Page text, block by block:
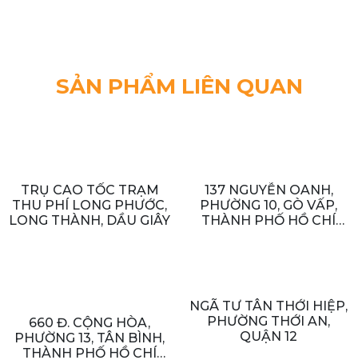
SẢN PHẨM LIÊN QUAN
TRỤ CAO TỐC TRẠM
THU PHÍ LONG PHƯỚC,
LONG THÀNH, DẦU GIÂY
137 NGUYỄN OANH,
PHƯỜNG 10, GÒ VẤP,
THÀNH PHỐ HỒ CHÍ
660 Đ. CỘNG HÒA,
PHƯỜNG 13, TÂN BÌNH,
THÀNH PHỐ HỒ CHÍ
NGÃ TƯ TÂN THỚI HIỆP,
PHƯỜNG THỚI AN,
QUẬN 12